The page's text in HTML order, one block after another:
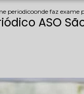
periodicoonde faz exame
ASO